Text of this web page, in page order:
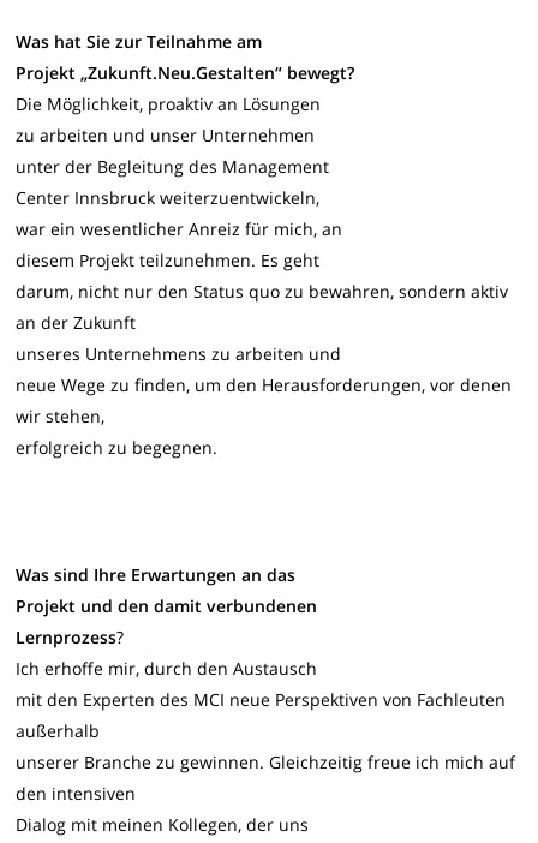
Was hat Sie zur Teilnahme am
Projekt „Zukunft.Neu.Gestalten“ bewegt?
Die Möglichkeit, proaktiv an Lösungen
zu arbeiten und unser Unternehmen
unter der Begleitung des Management
Center Innsbruck weiterzuentwickeln,
war ein wesentlicher Anreiz für mich, an
diesem Projekt teilzunehmen. Es geht
darum, nicht nur den Status quo zu bewahren, sondern aktiv
an der Zukunft
unseres Unternehmens zu arbeiten und
neue Wege zu finden, um den Herausforderungen, vor denen
wir stehen,
erfolgreich zu begegnen.
Was sind Ihre Erwartungen an das
Projekt und den damit verbundenen
Lernprozess?
Ich erhoffe mir, durch den Austausch
mit den Experten des MCI neue Perspektiven von Fachleuten
außerhalb
unserer Branche zu gewinnen. Gleichzeitig freue ich mich auf
den intensiven
Dialog mit meinen Kollegen, der uns